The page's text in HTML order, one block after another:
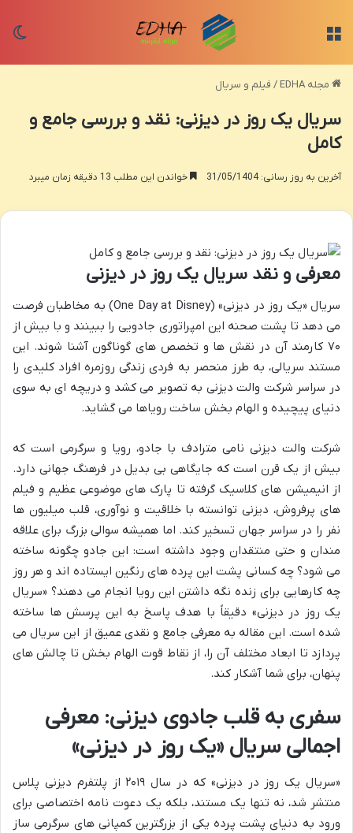
مجله EDHA / فیلم و سریال
سریال یک روز در دیزنی: نقد و بررسی جامع و
کامل
آخرین به روز رسانی: 31/05/1404 خواندن این مطلب 13 دقیقه زمان میبرد
معرفی و نقد سریال یک روز در دیزنی
سریال «یک روز در دیزنی» (One Day at Disney) به مخاطبان فرصت
می دهد تا پشت صحنه این امپراتوری جادویی را ببینند و با بیش از
۷۰ کارمند آن در نقش ها و تخصص های گوناگون آشنا شوند. این
مستند سریالی، به طرز منحصر به فردی زندگی روزمره افراد کلیدی را
در سراسر شرکت والت دیزنی به تصویر می کشد و دریچه ای به سوی
دنیای پیچیده و الهام بخش ساخت رویاها می گشاید.
شرکت والت دیزنی نامی مترادف با جادو، رویا و سرگرمی است که
بیش از یک قرن است که جایگاهی بی بدیل در فرهنگ جهانی دارد.
از انیمیشن های کلاسیک گرفته تا پارک های موضوعی عظیم و فیلم
های پرفروش، دیزنی توانسته با خلاقیت و نوآوری، قلب میلیون ها
نفر را در سراسر جهان تسخیر کند. اما همیشه سوالی بزرگ برای علاقه
مندان و حتی منتقدان وجود داشته است: این جادو چگونه ساخته
می شود؟ چه کسانی پشت این پرده های رنگین ایستاده اند و هر روز
چه کارهایی برای زنده نگه داشتن این رویا انجام می دهند؟ «سریال
یک روز در دیزنی» دقیقاً با هدف پاسخ به این پرسش ها ساخته
شده است. این مقاله به معرفی جامع و نقدی عمیق از این سریال می
پردازد تا ابعاد مختلف آن را، از نقاط قوت الهام بخش تا چالش های
پنهان، برای شما آشکار کند.
سفری به قلب جادوی دیزنی: معرفی
اجمالی سریال «یک روز در دیزنی»
«سریال یک روز در دیزنی» که در سال ۲۰۱۹ از پلتفرم دیزنی پلاس
منتشر شد، نه تنها یک مستند، بلکه یک دعوت نامه اختصاصی برای
ورود به دنیای پشت پرده یکی از بزرگترین کمپانی های سرگرمی ساز